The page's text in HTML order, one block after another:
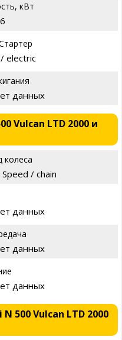
кВт
electric
данных
Vulcan LTD 2000 и
Speed / chain
данных
данных
данных
500 Vulcan LTD 2000